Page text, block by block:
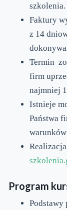
szkolenia.
Faktury
z 14
Termin
firm
najmniej
Istnieje
Państwa
Program
Podstawy